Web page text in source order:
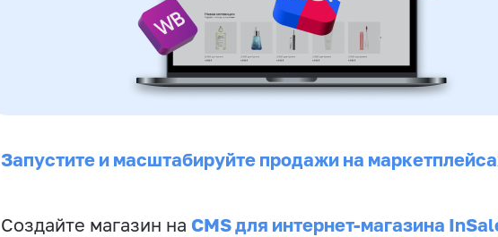
Запустите и масштабируйте продажи на
Создайте магазин на CMS для интернет-магазина